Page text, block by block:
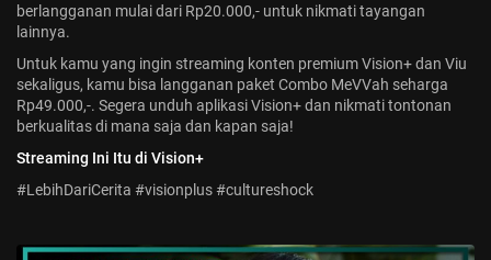
berlangganan mulai dari Rp20.000,- untuk nikmati tayangan
lainnya.
Untuk kamu yang ingin streaming konten premium Vision+ dan Viu
sekaligus, kamu bisa langganan paket Combo MeVVah seharga
Rp49.000,-. Segera unduh aplikasi Vision+ dan nikmati tontonan
berkualitas di mana saja dan kapan saja!
Streaming Ini Itu di Vision+
#LebihDariCerita #visionplus #cultureshock